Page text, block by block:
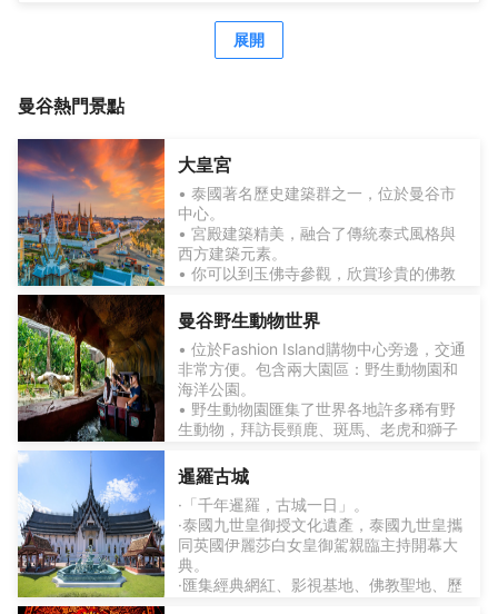
Divana Spa距離酒店都不遠。酒店佔盡地理之宜，湯之森日
式温泉館、曼谷人造衝浪樂園和杰特寧醫院離此都很近。酒
展開
曼谷熱門景點
大皇宮
• 泰國著名歷史建築群之一，位於曼谷市
中心。
• 宮殿建築精美，融合了傳統泰式風格與
西方建築元素。
• 你可以到玉佛寺參觀，欣賞珍貴的佛教
• 不僅是泰國皇室的象徵，更是泰國歷史
文化的縮影。要了解泰國歷史與宗教遺
產，這裡是必訪目的地。
△ 令人驚嘆的建築廣受喜愛
曼谷野生動物世界
• 位於Fashion Island購物中心旁邊，交通
非常方便。包含兩大園區：野生動物園和
海洋公園。
• 野生動物園匯集了世界各地許多稀有野
生動物，拜訪長頸鹿、斑馬、老虎和獅子
• 海洋公園裡的表演包括海豚、海獅等以
及一些泰國的民俗表演。
暹羅古城
·「千年暹羅，古城一日」。
·泰國九世皇御授文化遺產，泰國九世皇攜
同英國伊麗莎白女皇御駕親臨主持開幕大
典。
·匯集經典網紅、影視基地、佛教聖地、歷